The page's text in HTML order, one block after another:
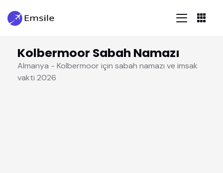
Kolbermoor Sabah Namazı
Almanya - Kolbermoor için sabah namazı ve imsak
vakti 2026